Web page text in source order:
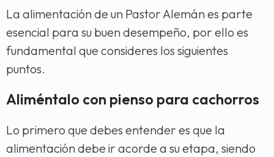
La alimentación de un Pastor Alemán es parte
esencial para su buen desempeño, por ello es
fundamental que consideres los siguientes
puntos.
Aliméntalo con pienso para cachorros
Lo primero que debes entender es que la
alimentación debe ir acorde a su etapa, siendo